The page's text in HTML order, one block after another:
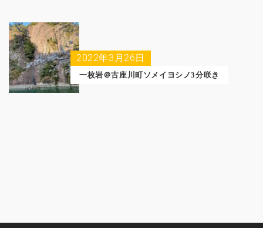
2022年3月26日
一枚岩＠古座川町ソメイヨシノ3分咲き